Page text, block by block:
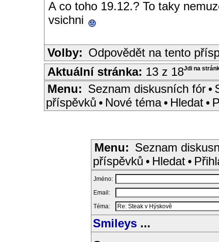
A co toho 19.12.? To taky
vsichni
Volby: Odpovědět na tento
Jdi na
Aktuální stránka: 13 z 18
Menu: Seznam diskusních fór •
příspěvků • Nové téma • Hledat •
Menu: Seznam
příspěvků • Hledat •
Jméno:
Email:
Téma:
Smileys ...